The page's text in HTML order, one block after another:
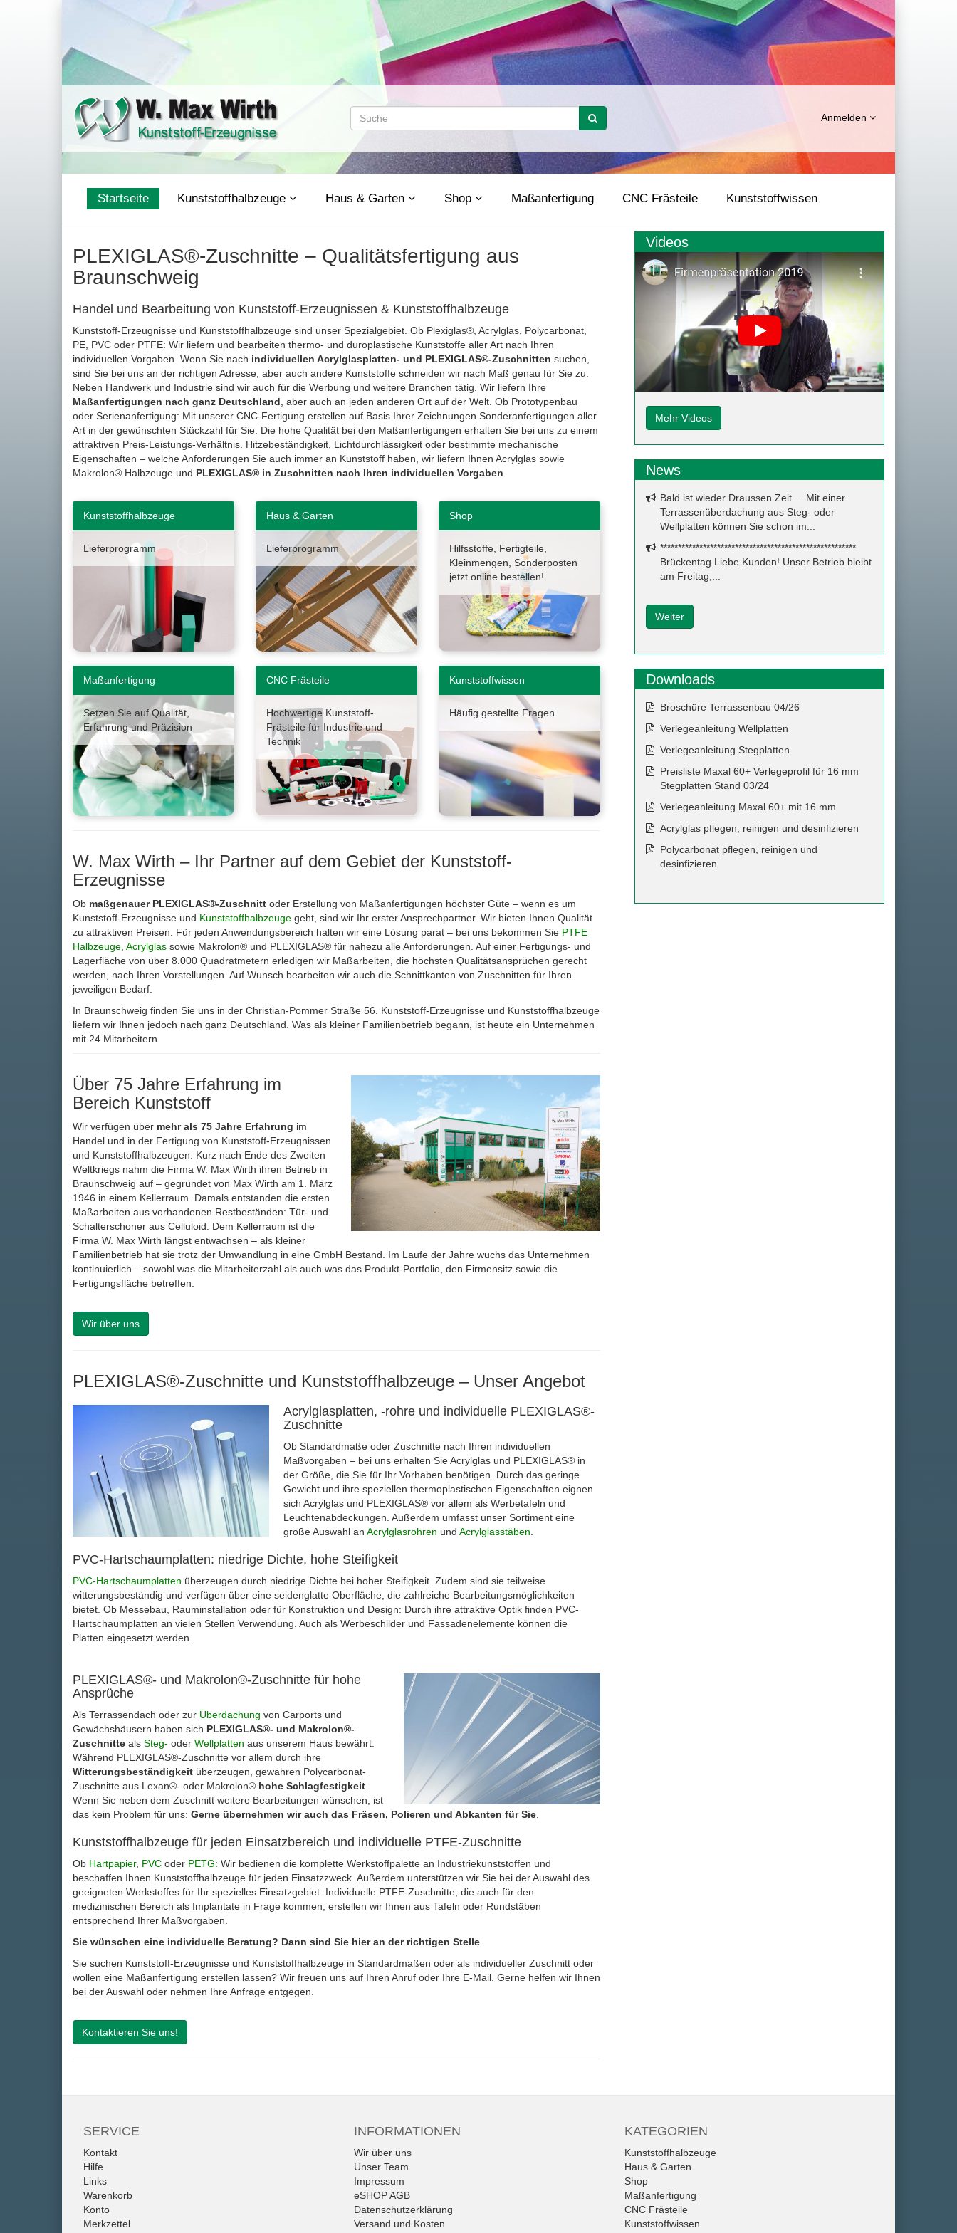
Anmelden
Startseite Kunststoffhalbzeuge Haus & Garten Shop Maßanfertigung CNC Frästeile Kunststoffwissen
PLEXIGLAS®-Zuschnitte – Qualitätsfertigung aus
Braunschweig
Handel und Bearbeitung von Kunststoff-Erzeugnissen & Kunststoffhalbzeuge
Kunststoff-Erzeugnisse und Kunststoffhalbzeuge sind unser Spezialgebiet. Ob Plexiglas®, Acrylglas, Polycarbonat,
PE, PVC oder PTFE: Wir liefern und bearbeiten thermo- und duroplastische Kunststoffe aller Art nach Ihren
individuellen Vorgaben. Wenn Sie nach individuellen Acrylglasplatten- und PLEXIGLAS®-Zuschnitten suchen,
sind Sie bei uns an der richtigen Adresse, aber auch andere Kunststoffe schneiden wir nach Maß genau für Sie zu.
Neben Handwerk und Industrie sind wir auch für die Werbung und weitere Branchen tätig. Wir liefern Ihre
Maßanfertigungen nach ganz Deutschland , aber auch an jeden anderen Ort auf der Welt. Ob Prototypenbau
oder Serienanfertigung: Mit unserer CNC-Fertigung erstellen auf Basis Ihrer Zeichnungen Sonderanfertigungen aller
Art in der gewünschten Stückzahl für Sie. Die hohe Qualität bei den Maßanfertigungen erhalten Sie bei uns zu einem
attraktiven Preis-Leistungs-Verhältnis. Hitzebeständigkeit, Lichtdurchlässigkeit oder bestimmte mechanische
Eigenschaften – welche Anforderungen Sie auch immer an Kunststoff haben, wir liefern Ihnen Acrylglas sowie
Makrolon® Halbzeuge und PLEXIGLAS® in Zuschnitten nach Ihren individuellen Vorgaben
Kunststoffhalbzeuge
Lieferprogramm
Haus & Garten
Lieferprogramm
Shop
Hilfsstoffe, Fertigteile,
Kleinmengen, Sonderposten
jetzt online bestellen!
Maßanfertigung
Setzen Sie auf Qualität,
Erfahrung und Präzision
CNC Frästeile
Hochwertige Kunststoff-
Frästeile für Industrie und
Technik
Kunststoffwissen
Häufig gestellte Fragen
W. Max Wirth – Ihr Partner auf dem Gebiet der Kunststoff-
Erzeugnisse
Ob maßgenauer PLEXIGLAS®-Zuschnitt oder Erstellung von Maßanfertigungen höchster Güte – wenn es um
Kunststoff-Erzeugnisse und Kunststoffhalbzeuge geht, sind wir Ihr erster Ansprechpartner. Wir bieten Ihnen Qualität
zu attraktiven Preisen. Für jeden Anwendungsbereich halten wir eine Lösung parat – bei uns bekommen Sie PTFE
Halbzeuge, Acrylglas sowie Makrolon® und PLEXIGLAS® für nahezu alle Anforderungen. Auf einer Fertigungs- und
Lagerfläche von über 8.000 Quadratmetern erledigen wir Maßarbeiten, die höchsten Qualitätsansprüchen gerecht
werden, nach Ihren Vorstellungen. Auf Wunsch bearbeiten wir auch die Schnittkanten von Zuschnitten für Ihren
jeweiligen Bedarf.
In Braunschweig finden Sie uns in der Christian-Pommer Straße 56. Kunststoff-Erzeugnisse und Kunststoffhalbzeuge
liefern wir Ihnen jedoch nach ganz Deutschland. Was als kleiner Familienbetrieb begann, ist heute ein Unternehmen
mit 24 Mitarbeitern.
Über 75 Jahre Erfahrung im
Bereich Kunststoff
Wir verfügen über mehr als 75 Jahre Erfahrung im
Handel und in der Fertigung von Kunststoff-Erzeugnissen
und Kunststoffhalbzeugen. Kurz nach Ende des Zweiten
Weltkriegs nahm die Firma W. Max Wirth ihren Betrieb in
Braunschweig auf – gegründet von Max Wirth am 1. März
1946 in einem Kellerraum. Damals entstanden die ersten
Maßarbeiten aus vorhandenen Restbeständen: Tür- und
Schalterschoner aus Celluloid. Dem Kellerraum ist die
Firma W. Max Wirth längst entwachsen – als kleiner
Familienbetrieb hat sie trotz der Umwandlung in eine GmbH Bestand. Im Laufe der Jahre wuchs das Unternehmen
kontinuierlich – sowohl was die Mitarbeiterzahl als auch was das Produkt-Portfolio, den Firmensitz sowie die
Fertigungsfläche betreffen.
Wir über uns
PLEXIGLAS®-Zuschnitte und Kunststoffhalbzeuge – Unser Angebot
Acrylglasplatten, -rohre und individuelle PLEXIGLAS®-
Zuschnitte
Ob Standardmaße oder Zuschnitte nach Ihren individuellen
Maßvorgaben – bei uns erhalten Sie Acrylglas und PLEXIGLAS® in
der Größe, die Sie für Ihr Vorhaben benötigen. Durch das geringe
Gewicht und ihre speziellen thermoplastischen Eigenschaften eignen
sich Acrylglas und PLEXIGLAS® vor allem als Werbetafeln und
Leuchtenabdeckungen. Außerdem umfasst unser Sortiment eine
große Auswahl anAcrylglasrohren undAcrylglasstäben.
PVC-Hartschaumplatten: niedrige Dichte, hohe Steifigkeit
PVC-Hartschaumplatten überzeugen durch niedrige Dichte bei hoher Steifigkeit. Zudem sind sie teilweise
witterungsbeständig und verfügen über eine seidenglatte Oberfläche, die zahlreiche Bearbeitungsmöglichkeiten
bietet. Ob Messebau, Rauminstallation oder für Konstruktion und Design: Durch ihre attraktive Optik finden PVC-
Hartschaumplatten an vielen Stellen Verwendung. Auch als Werbeschilder und Fassadenelemente können die
Platten eingesetzt werden.
PLEXIGLAS®- und Makrolon®-Zuschnitte für hohe
Ansprüche
Als Terrassendach oder zur Überdachung von Carports und
Gewächshäusern haben sich PLEXIGLAS®- und Makrolon®-
Zuschnitte als Steg- oder Wellplatten aus unserem Haus bewährt.
Während PLEXIGLAS®-Zuschnitte vor allem durch ihre
Witterungsbeständigkeit überzeugen, gewähren Polycarbonat-
Zuschnitte aus Lexan®- oder Makrolon® hohe Schlagfestigkeit.
Wenn Sie neben dem Zuschnitt weitere Bearbeitungen wünschen, ist
das kein Problem für uns: Gerne übernehmen wir auch das Fräsen, Polieren und Abkanten für Sie.
Kunststoffhalbzeuge für jeden Einsatzbereich und individuelle PTFE-Zuschnitte
Ob Hartpapier, PVC oder PETG: Wir bedienen die komplette Werkstoffpalette an Industriekunststoffen und
beschaffen Ihnen Kunststoffhalbzeuge für jeden Einsatzzweck. Außerdem unterstützen wir Sie bei der Auswahl des
geeigneten Werkstoffes für Ihr spezielles Einsatzgebiet. Individuelle PTFE-Zuschnitte, die auch für den
medizinischen Bereich als Implantate in Frage kommen, erstellen wir Ihnen aus Tafeln oder Rundstäben
entsprechend Ihrer Maßvorgaben.
Sie wünschen eine individuelle Beratung? Dann sind Sie hier an der richtigen Stelle
Sie suchen Kunststoff-Erzeugnisse und Kunststoffhalbzeuge in Standardmaßen oder als individueller Zuschnitt oder
wollen eine Maßanfertigung erstellen lassen? Wir freuen uns auf Ihren Anruf oder Ihre E-Mail. Gerne helfen wir Ihnen
bei der Auswahl oder nehmen Ihre Anfrage entgegen.
Kontaktieren Sie uns!
Videos
Mehr Videos
News
Bald ist wieder Draussen Zeit.... Mit einer
Terrassenüberdachung aus Steg- oder
Wellplatten können Sie schon im...
*******************************************************
Brückentag Liebe Kunden! Unser Betrieb bleibt
am Freitag,...
Weiter
Downloads
Broschüre Terrassenbau 04/26
Verlegeanleitung Wellplatten
Verlegeanleitung Stegplatten
Preisliste Maxal 60+ Verlegeprofil für 16 mm
Stegplatten Stand 03/24
Verlegeanleitung Maxal 60+ mit 16 mm
Acrylglas pflegen, reinigen und desinfizieren
Polycarbonat pflegen, reinigen und
desinfizieren
SERVICE
Kontakt
Hilfe
Links
Warenkorb
Konto
Merkzettel
INFORMATIONEN
Wir über uns
Unser Team
Impressum
eSHOP AGB
Datenschutzerklärung
Versand und Kosten
KATEGORIEN
Kunststoffhalbzeuge
Haus & Garten
Shop
Maßanfertigung
CNC Frästeile
Kunststoffwissen